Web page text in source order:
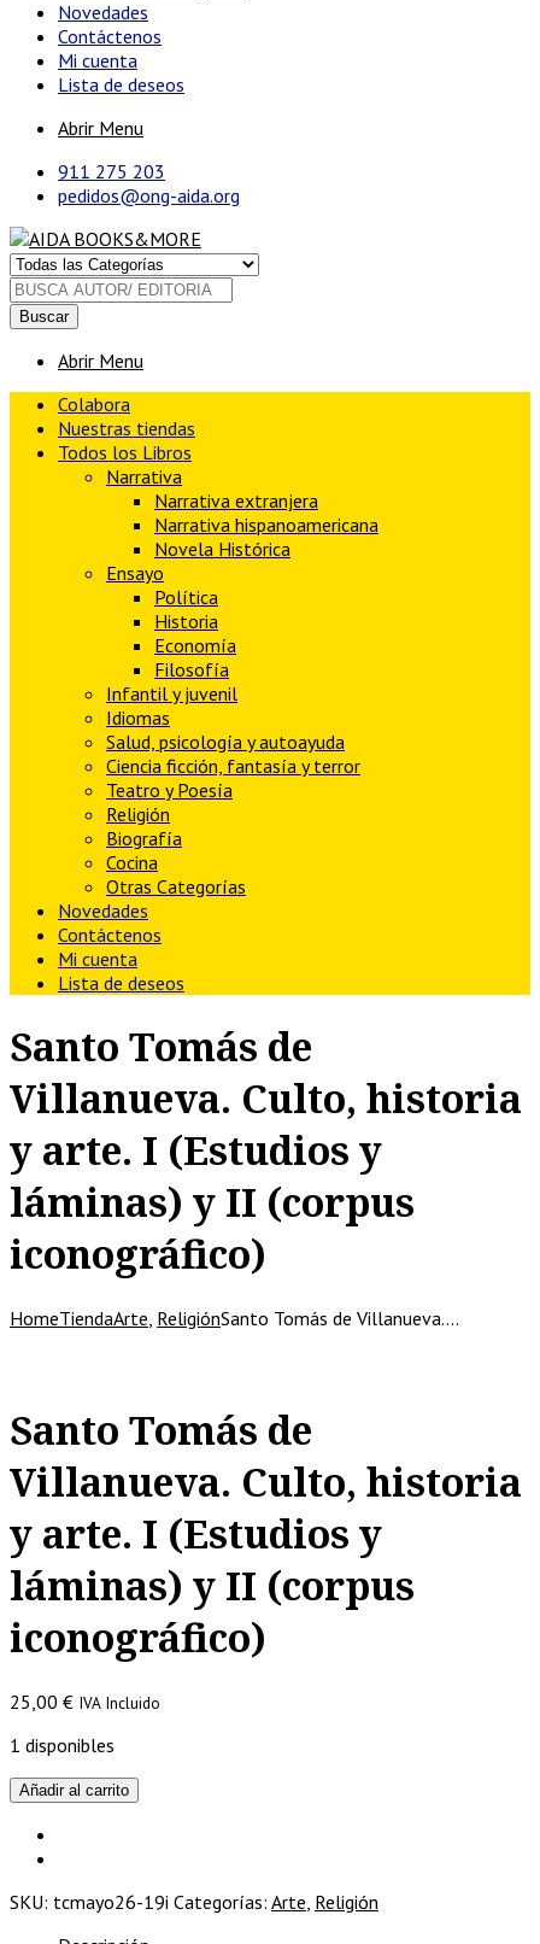
Novedades
Contáctenos
Mi cuenta
Lista de deseos
Abrir Menu
911 275 203
pedidos@ong-aida.org
Buscar
Abrir Menu
Colabora
Nuestras tiendas
Todos los Libros
Narrativa
Narrativa extranjera
Narrativa hispanoamericana
Novela Histórica
Ensayo
Política
Historia
Economía
Filosofía
Infantil y juvenil
Idiomas
Salud, psicología y autoayuda
Ciencia ficción, fantasía y terror
Teatro y Poesía
Religión
Biografía
Cocina
Otras Categorías
Novedades
Contáctenos
Mi cuenta
Lista de deseos
Santo Tomás de
Villanueva. Culto, historia
y arte. I (Estudios y
láminas) y II (corpus
iconográfico)
HomeTiendaArte ReligiónSanto Tomás de Villanueva.…
Santo Tomás de
Villanueva. Culto, historia
y arte. I (Estudios y
láminas) y II (corpus
iconográfico)
25,00 € IVA Incluido
1 disponibles
Santo
Tomás
Villanueva.
historia
Añadir al carrito
SKU: tcmayo26-19i Categorías: Arte Religión